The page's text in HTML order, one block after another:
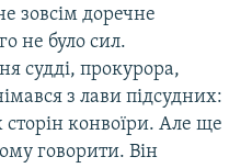
зовсім доречне
не було сил.
судді, прокурора,
з лави підсудних:
конвоїри. Але ще
говорити. Він